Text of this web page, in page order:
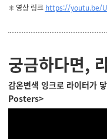
✳️ 영상 링크 https://youtu.be/
궁금하다면,
감온변색 잉크로 라이터가
Posters>